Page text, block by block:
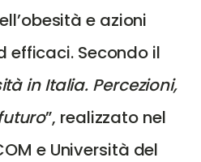
e azioni
efficaci. Secondo il
in Italia. Percezioni,
”, realizzato nel
e Università del